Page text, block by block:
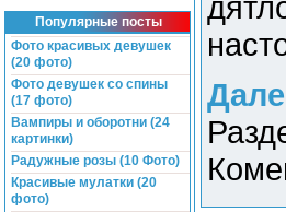
Популярные посты
Фото красивых девушек
(20 фото)
Фото девушек со спины
(17 фото)
Вампиры и оборотни (24
картинки)
Радужные розы (10 Фото)
Красивые мулатки (20
фото)